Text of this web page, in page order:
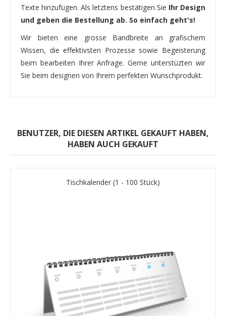
Texte hinzufügen. Als letztens bestätigen Sie Ihr Design
und geben die Bestellung ab. So einfach geht's!
Wir bieten eine grosse Bandbreite an grafischem
Wissen, die effektivsten Prozesse sowie Begeisterung
beim bearbeiten Ihrer Anfrage. Gerne unterstüzten wir
Sie beim designen von Ihrem perfekten Wunschprodukt.
BENUTZER, DIE DIESEN ARTIKEL GEKAUFT HABEN,
HABEN AUCH GEKAUFT
Tischkalender (1 - 100 Stück)